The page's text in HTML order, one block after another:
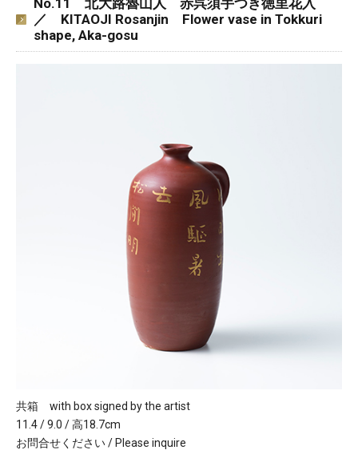
No.11 北大路魯山人 赤呉須手つき徳里花入
／ KITAOJI Rosanjin Flower vase in Tokkuri
shape, Aka-gosu
共箱 with box signed by the artist
11.4 / 9.0 / 高18.7cm
お問合せください / Please inquire